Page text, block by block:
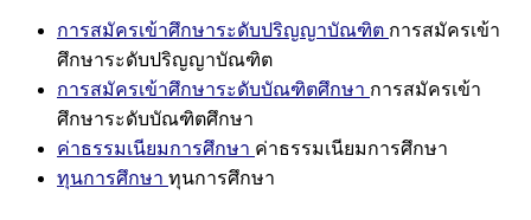
การสมัครเข้าศึกษาระดับปริญญาบัณฑิต การสมัครเข้า
ศึกษาระดับปริญญาบัณฑิต
การสมัครเข้าศึกษาระดับบัณฑิตศึกษา การสมัครเข้า
ศึกษาระดับบัณฑิตศึกษา
ค่าธรรมเนียมการศึกษา ค่าธรรมเนียมการศึกษา
ทุนการศึกษา ทุนการศึกษา